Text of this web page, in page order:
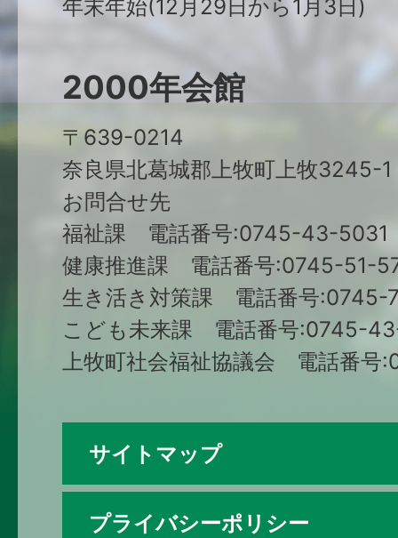
年末年始(12月29日から1月3日)
2000年会館
〒639-0214
奈良県北葛城郡上牧町上牧3245-1
お問合せ先
福祉課 電話番号:0745-43-5031
健康推進課 電話番号:0745-51-
生き活き対策課 電話番号:0745-
こども未来課 電話番号:0745-
上牧町社会福祉協議会 電話番
サイトマップ
プライバシーポリシー